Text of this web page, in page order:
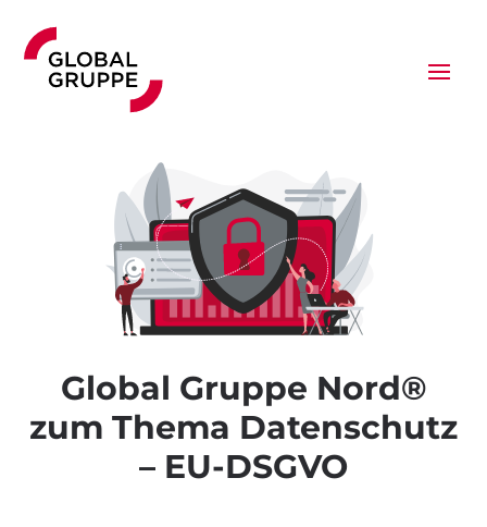
Global Gruppe Nord®
zum Thema Datenschutz
– EU-DSGVO